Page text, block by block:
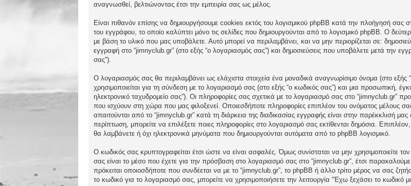
αναγνωσθεί, βελτιώνοντας έτσι την εμπειρία σας ως μέλος.
Είναι πιθανόν επίσης να δημιουργήσουμε cookies εκτός του λογισμικού phpBB κατά την πλοήγησή σας
του εγγράφου, το οποίο καλύπτει μόνο τις σελίδες που δημιουργούνται από το λογισμικό phpBB. Ο
με βάση το υλικό που μας υποβάλετε. Αυτό μπορεί να περιλαμβάνει, και να μην περιορίζεται σε:
εγγραφή στο “jimnyclub.gr” (στο εξής “ο λογαριασμός σας”) και δημοσιεύσεις που υποβάλετε μετά την
σας”).
Ο λογαριασμός σας θα περιλαμβάνει ως ελάχιστα στοιχεία ένα μοναδικά αναγνωρίσιμο όνομα (στο
χρησιμοποιείται για τη σύνδεση με το λογαριασμό σας (στο εξής “ο κωδικός σας”) και μια προσωπική,
ηλεκτρονικό ταχυδρομείο σας”). Οι πληροφορίες σας σχετικά με το λογαριασμό σας στο “jimnyclub.gr”
που ισχύουν στη χώρα που μας φιλοξενεί. Οποιεσδήποτε πληροφορίες επιπλέον του ονόματος μέλους
απαιτούνται από το “jimnyclub.gr” κατά τη διάρκεια της διαδικασίας εγγραφής είναι στην παρέκκλισή
περίπτωση, μπορείτε να επιλέξετε ποιες πληροφορίες στο λογαριασμό σας εκτίθενται δημόσια.
θα λαμβάνετε ή όχι ηλεκτρονικά μηνύματα που δημιουργούνται αυτόματα από το phpBB λογισμικό.
Ο κωδικός σας κρυπτογραφείται έτσι ώστε να είναι ασφαλές. Όμως συνίσταται να μην χρησιμοποιείτε
σας είναι το μέσο που έχετε για την πρόσβαση στο λογαριασμό σας στο “jimnyclub.gr”, έτσι
πρόκειται οποιοσδήποτε που συνδέεται να με το “jimnyclub.gr”, το phpBB ή άλλο τρίτο μέρος να σας
το κωδικό για το λογαριασμό σας, μπορείτε να χρησιμοποιήσετε την λειτουργία “Έχω ξεχάσει το